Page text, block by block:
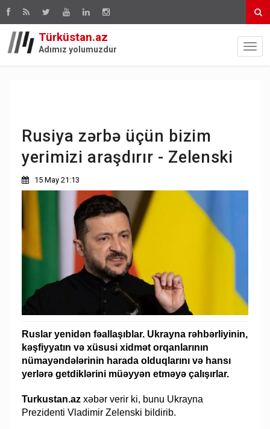
Türküstan.az
Adımız yolumuzdur
Rusiya zərbə üçün bizim
yerimizi araşdırır - Zelenski
15 May 21:13
Ruslar yenidən fəallaşıblar. Ukrayna rəhbərliyinin,
kəşfiyyatın və xüsusi xidmət orqanlarının
nümayəndələrinin harada olduqlarını və hansı
yerlərə getdiklərini müəyyən etməyə çalışırlar.
Turkustan.azxəbər verir ki, bunu Ukrayna
Prezidenti Vladimir Zelenski bildirib.